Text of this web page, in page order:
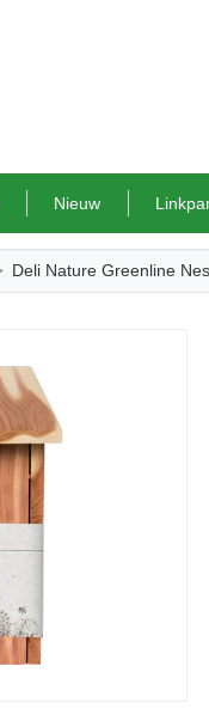
Nieuw
Deli Nature Greenline